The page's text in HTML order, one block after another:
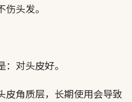
头发。
对头皮好。
皮角质层，长期使用会导致